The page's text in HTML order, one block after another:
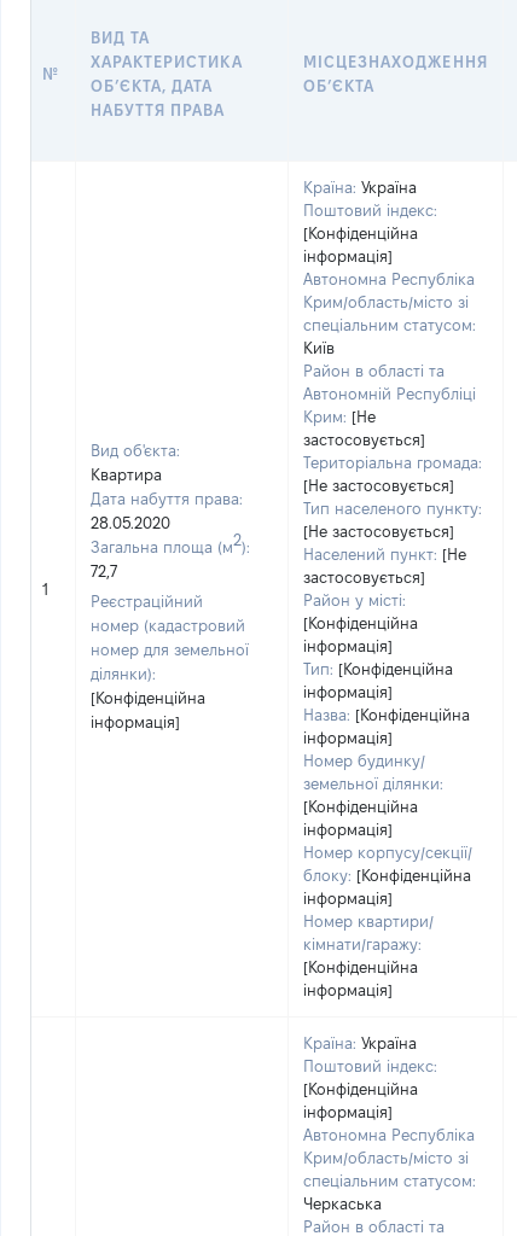
№
ВИД ТА
ХАРАКТЕРИСТИКА
ОБʼЄКТА, ДАТА
НАБУТТЯ ПРАВА
МІСЦЕЗНАХОДЖЕННЯ
ОБʼЄКТА
1
Вид об'єкта:
Квартира
Дата набуття права:
28.05.2020
Загальна площа (м2):
72,7
Реєстраційний
номер (кадастровий
номер для земельної
ділянки):
[Конфіденційна
інформація]
Країна: Україна
Поштовий індекс:
[Конфіденційна
інформація]
Автономна Республіка
Крим/область/місто зі
спеціальним статусом:
Київ
Район в області та
Автономній Республіці
Крим: [Не
застосовується]
Територіальна громада:
[Не застосовується]
Тип населеного пункту:
[Не застосовується]
Населений пункт: [Не
застосовується]
Район у місті:
[Конфіденційна
інформація]
Тип: [Конфіденційна
інформація]
Назва: [Конфіденційна
інформація]
Номер будинку/
земельної ділянки:
[Конфіденційна
інформація]
Номер корпусу/секції/
блоку: [Конфіденційна
інформація]
Номер квартири/
кімнати/гаражу:
[Конфіденційна
інформація]
Країна: Україна
Поштовий індекс:
[Конфіденційна
інформація]
Автономна Республіка
Крим/область/місто зі
спеціальним статусом:
Черкаська
Район в області та